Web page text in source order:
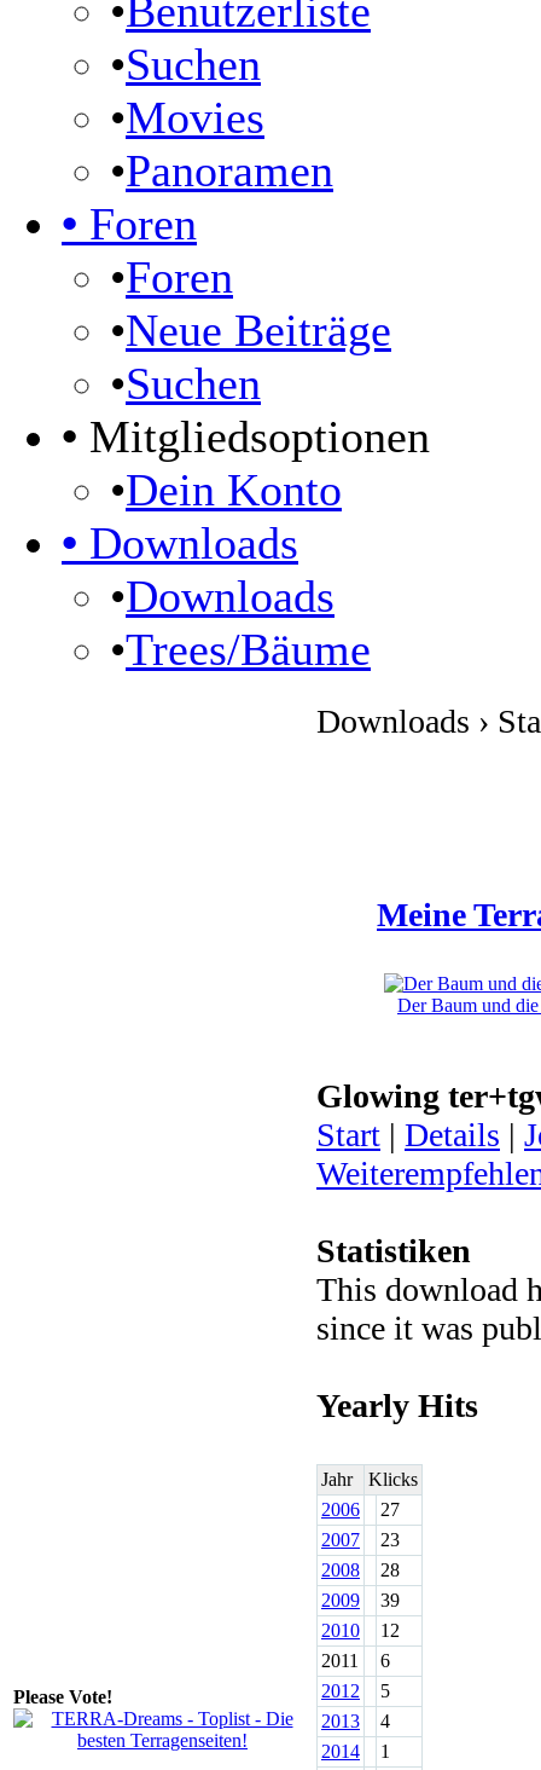
•Benutzerliste
•Suchen
•Movies
•Panoramen
• Foren
•Foren
•Neue Beiträge
•Suchen
• Mitgliedsoptionen
•Dein Konto
• Downloads
•Downloads
•Trees/Bäume
Please Vote!
Downloads ›
Meine
Der Baum und
Glowing
Start | Details |
Statistiken
This download
since it was
Yearly Hits
Jahr
Klicks
2006
27
2007
23
2008
28
2009
39
2010
12
2011
6
2012
5
2013
4
2014
1